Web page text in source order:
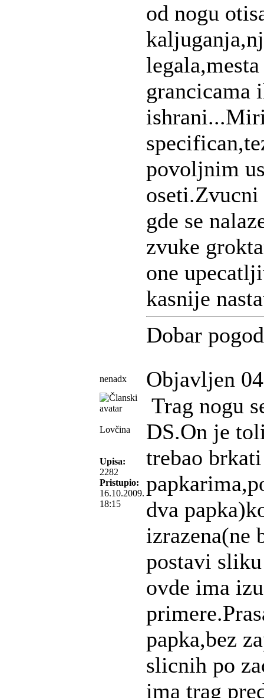
od nogu
grancicama
povoljnim
gde se
zvuke
one
kasnije
Dobar
nenadx Objavljen
Lovčina
Upisa:
2282
Pristupio:
16.10.2009.
18:15
Trag nogu
DS.On je
trebao
dva
izrazena(ne
postavi
ovde ima
papka,bez
slicnih po
ima trag